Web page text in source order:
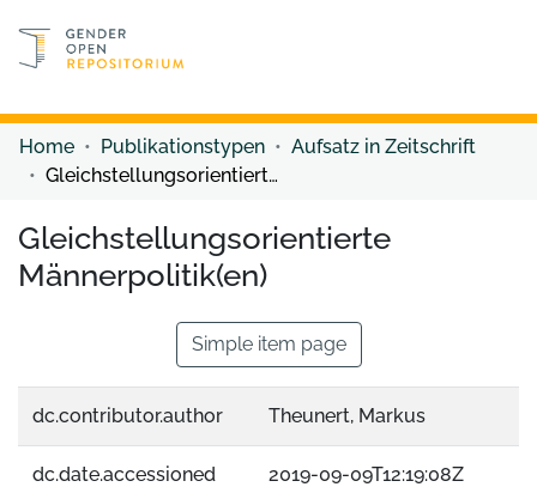
Discover content
Home Publikationstypen
Aufsatz in Zeitschrift
Gleichstellungsorientierte Männerpolitik(en)
Gleichstellungsorientierte
Männerpolitik(en)
Simple item page
dc.contributor.author Theunert, Markus
dc.date.accessioned 2019-09-09T12:19:08Z